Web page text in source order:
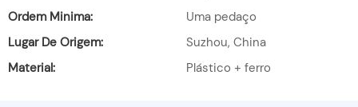
Ordem Minima:
Uma pedaço
Lugar De Origem:
Suzhou, China
Material:
Plástico + ferro